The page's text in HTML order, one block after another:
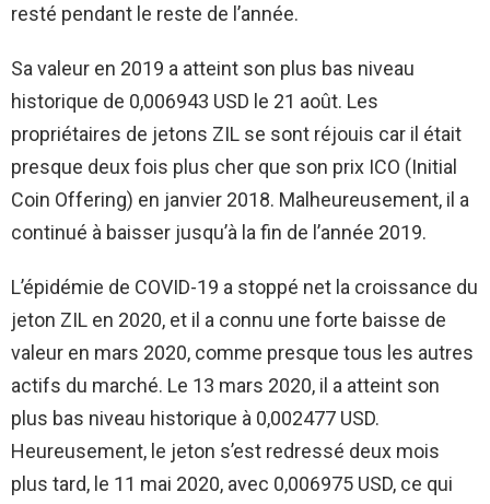
resté pendant le reste de l’année.
Sa valeur en 2019 a atteint son plus bas niveau
historique de 0,006943 USD le 21 août. Les
propriétaires de jetons ZIL se sont réjouis car il était
presque deux fois plus cher que son prix ICO (Initial
Coin Offering) en janvier 2018. Malheureusement, il a
continué à baisser jusqu’à la fin de l’année 2019.
L’épidémie de COVID-19 a stoppé net la croissance du
jeton ZIL en 2020, et il a connu une forte baisse de
valeur en mars 2020, comme presque tous les autres
actifs du marché. Le 13 mars 2020, il a atteint son
plus bas niveau historique à 0,002477 USD.
Heureusement, le jeton s’est redressé deux mois
plus tard, le 11 mai 2020, avec 0,006975 USD, ce qui